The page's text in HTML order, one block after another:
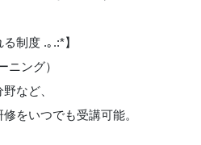
制度 .｡.:*】
ニング）
など、
をいつでも受講可能。